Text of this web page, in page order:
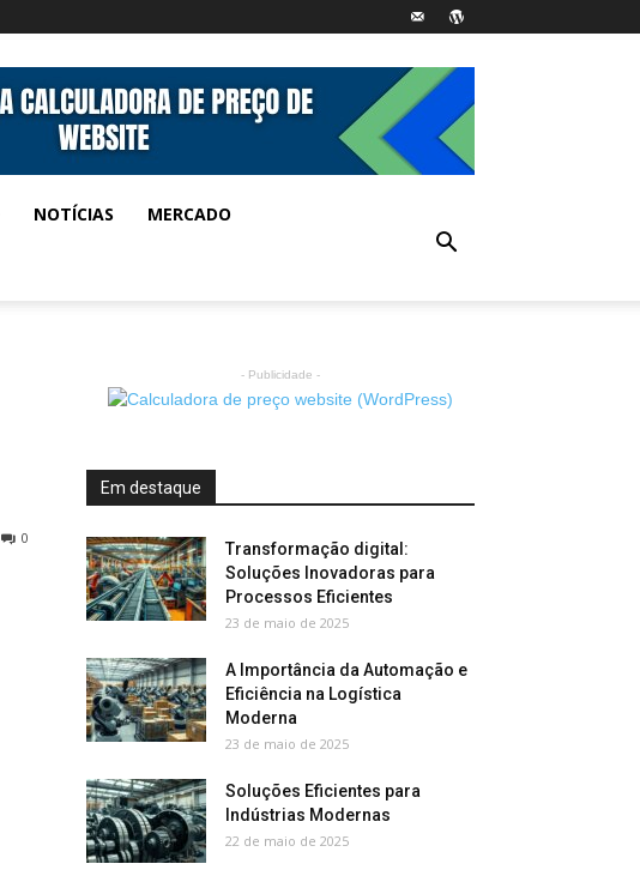
NOTÍCIAS MERCADO
0
- Publicidade -
Em destaque
Transformação digital:
Soluções Inovadoras para
Processos Eficientes
23 de maio de 2025
A Importância da Automação e
Eficiência na Logística
Moderna
23 de maio de 2025
Soluções Eficientes para
Indústrias Modernas
22 de maio de 2025